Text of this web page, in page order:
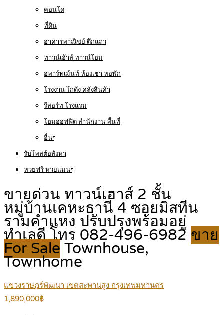
คอนโด
ที่ดิน
อาคารพาณิชย์ ตึกแถว
ทาวน์เฮ้าส์ ทาวน์โฮม
อพาร์ทเม้นท์ ห้องเช่า หอพัก
โรงงาน โกดัง คลังสินค้า
รีสอร์ท โรงแรม
โฮมออฟฟิต สำนักงาน พื้นที่
อื่นๆ
รับโพสต์อสังหา
หวยฟรี หวยแม่นๆ
ขายด่วน ทาวน์เฮาส์ 2 ชั้น
หมู่บ้านเคหะธานี 4 ซอยมิสทีน
รามคำแหง ปรับปรุงพร้อมอยู่
ทำเลดี โทร 082-496-6982 ขาย
For Sale Townhouse,
Townhome
แขวงราษฎร์พัฒนา เขตสะพานสูง กรุงเทพมหานคร
1,890,000฿